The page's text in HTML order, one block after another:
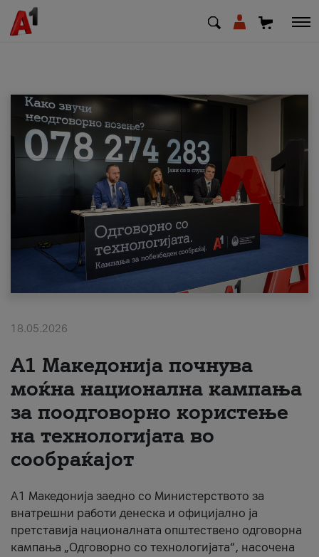
МК EN SQ
Деловни
Поддршка
Надополни кредит
#ПодобарОнлајн
18.05.2026
A1 Македонија почнува
моќна национална кампања
за поодговорно користење
на технологијата во
сообраќајот
A1 Македонија заедно со Министерството за
внатрешни работи денеска и официјално ја
претставија националната општествено одговорна
кампања „Одговорно со технологијата“, насочена